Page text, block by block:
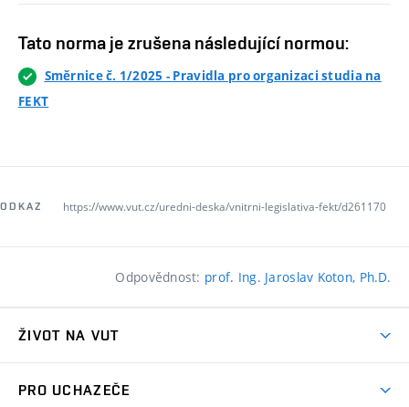
Tato norma je zrušena následující normou:
Směrnice č. 1/2025 - Pravidla pro organizaci studia na
FEKT
ODKAZ https://www.vut.cz/uredni-deska/vnitrni-legislativa-fekt/d261170
Odpovědnost: prof. Ing. Jaroslav Koton, Ph.D.
ŽIVOT NA VUT
PRO UCHAZEČE